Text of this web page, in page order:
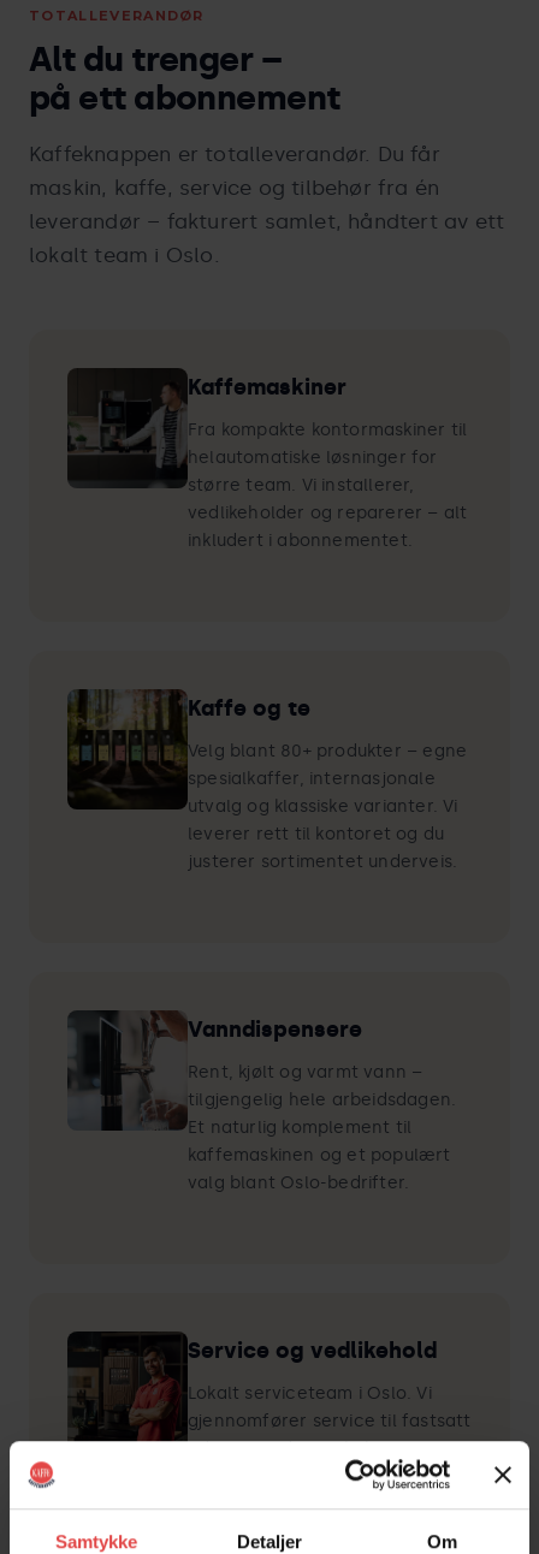
Samtykke Detaljer Om
TOTALLEVERANDØR
Alt du trenger –
på ett abonnement
Kaffeknappen er totalleverandør. Du får
maskin, kaffe, service og tilbehør fra én
leverandør – fakturert samlet, håndtert av ett
lokalt team i Oslo.
Kaffemaskiner
Fra kompakte kontormaskiner til
helautomatiske løsninger for
større team. Vi installerer,
vedlikeholder og reparerer – alt
inkludert i abonnementet.
Kaffe og te
Velg blant 80+ produkter – egne
spesialkaffer, internasjonale
utvalg og klassiske varianter. Vi
leverer rett til kontoret og du
justerer sortimentet underveis.
Vanndispensere
Rent, kjølt og varmt vann –
tilgjengelig hele arbeidsdagen.
Et naturlig komplement til
kaffemaskinen og et populært
valg blant Oslo-bedrifter.
Service og vedlikehold
Lokalt serviceteam i Oslo. Vi
gjennomfører service til fastsatt
tid – og er der raskt hvis noe
uventet skjer. Ingen callcentre,
ingen lang ventetid – direkte
kontakt med folk som kjenner